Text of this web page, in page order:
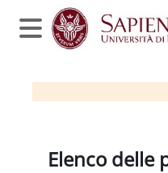
Vai al contenuto principale
Pannello laterale
Elenco delle